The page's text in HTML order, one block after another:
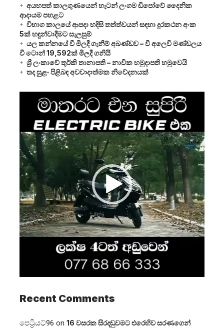
අයහපත් කාලගුණයෙන් හැටන් ලංගම ඩිපෝවේ දෛනික
ආදායම පහළට
විභාග කාලයේ ආපදා හදිසි තත්ත්වයන් සඳහා දුරකථන අංක
5ක් හඳුන්වාදීමට සැලසුම්
යල කන්නයේ වී මිලදී ගැනීම් අඛණ්ඩව – වී අලෙවි මණ්ඩලය
වී ටොන් 19,592ක් මිලදී ගනියි
ශ්‍රී ලංකාවේ තුර්කි තානාපති – නාවික හමුදාපති හමුවෙයි
තද සුළං පිළිබඳ අවවාදාත්මක නිවේදනයක්
Player
Recent Comments
පෙට්‍රියට්96 on 16 වසරක සිරදඬුවමට එරෙහිව සරණගෙන්